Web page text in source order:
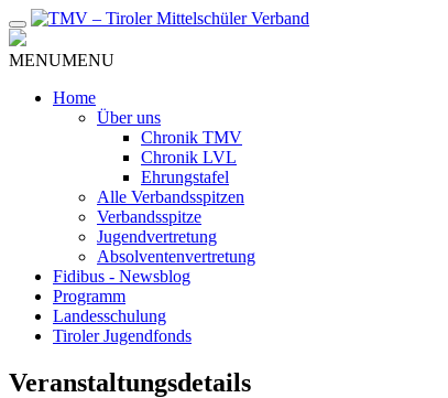
Zum
Inhalt
MENUMENU
Home
Über uns
Chronik TMV
Chronik LVL
Ehrungstafel
Alle Verbandsspitzen
Verbandsspitze
Jugendvertretung
Absolventenvertretung
Fidibus - Newsblog
Programm
Landesschulung
Tiroler Jugendfonds
Veranstaltungsdetails